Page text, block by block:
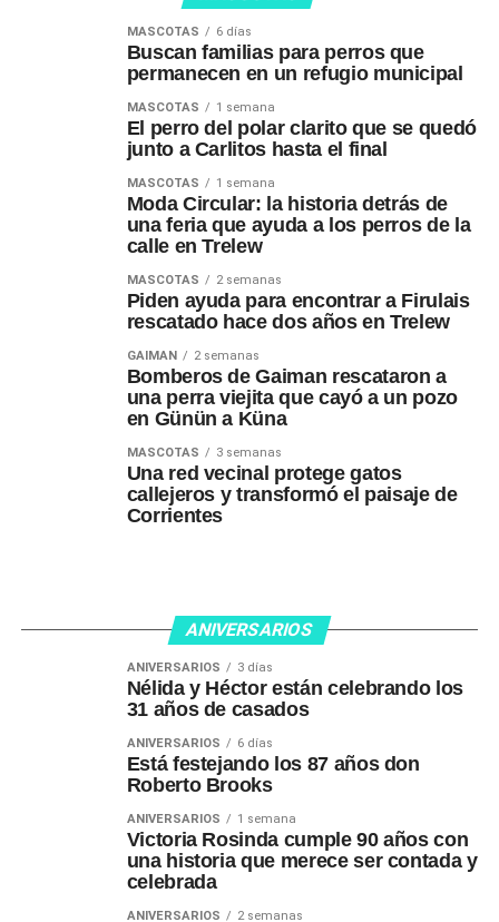
MASCOTAS 6 días
Buscan familias para perros que
permanecen en un refugio municipal
MASCOTAS 1 semana
El perro del polar clarito que se quedó
junto a Carlitos hasta el final
MASCOTAS 1 semana
Moda Circular: la historia detrás de
una feria que ayuda a los perros de la
calle en Trelew
MASCOTAS 2 semanas
Piden ayuda para encontrar a Firulais
rescatado hace dos años en Trelew
GAIMAN 2 semanas
Bomberos de Gaiman rescataron a
una perra viejita que cayó a un pozo
en Günün a Küna
MASCOTAS 3 semanas
Una red vecinal protege gatos
callejeros y transformó el paisaje de
Corrientes
ANIVERSARIOS
ANIVERSARIOS 3 días
Nélida y Héctor están celebrando los
31 años de casados
ANIVERSARIOS 6 días
Está festejando los 87 años don
Roberto Brooks
ANIVERSARIOS 1 semana
Victoria Rosinda cumple 90 años con
una historia que merece ser contada y
celebrada
ANIVERSARIOS 2 semanas